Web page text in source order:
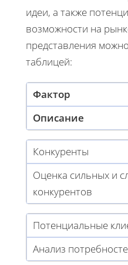
идеи, а также
возможности на
представления
таблицей:
Фактор
Описание
Конкуренты
Оценка сильных и
конкурентов
Потенциальные
Анализ